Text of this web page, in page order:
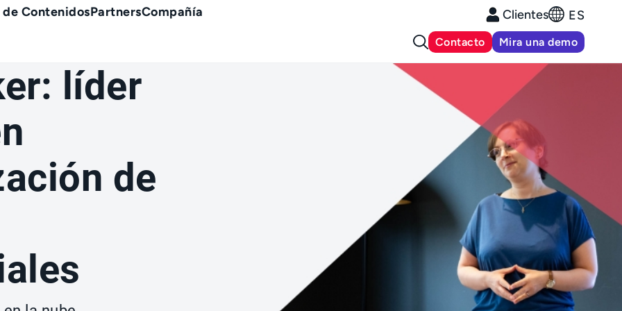
de ContenidosPartnersCompañía Clientes ES
Contacto Mira una demo
líder
de